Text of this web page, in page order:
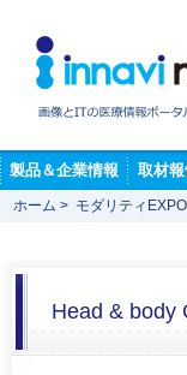
製品＆企業情報 取材
ホーム > モダリティ
Head & body